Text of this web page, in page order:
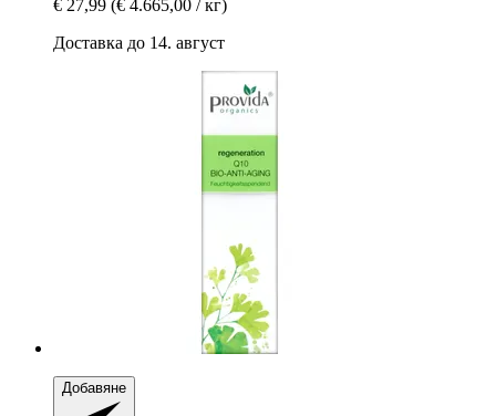
€ 27,99 (€ 4.665,00 / кг)
Доставка до 14. август
Добавяне